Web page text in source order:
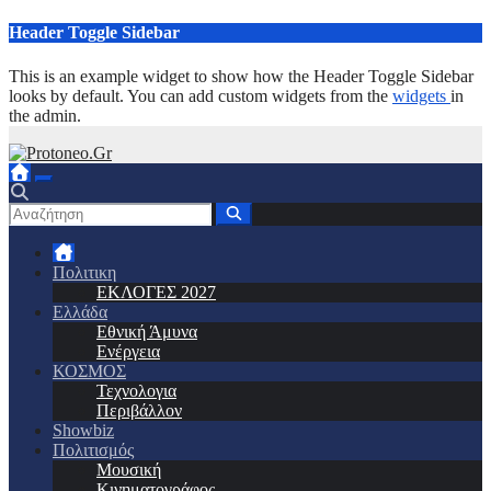
Μετάβαση
περιεχόμενο
Header Toggle Sidebar
This is an example widget to show how the Header Toggle Sidebar
looks by default. You can add custom widgets from the widgets in
the admin.
Πολιτικη
ΕΚΛΟΓΕΣ 2027
Ελλάδα
Εθνική Άμυνα
Ενέργεια
ΚΟΣΜΟΣ
Τεχνολογια
Περιβάλλον
Showbiz
Πολιτισμός
Μουσική